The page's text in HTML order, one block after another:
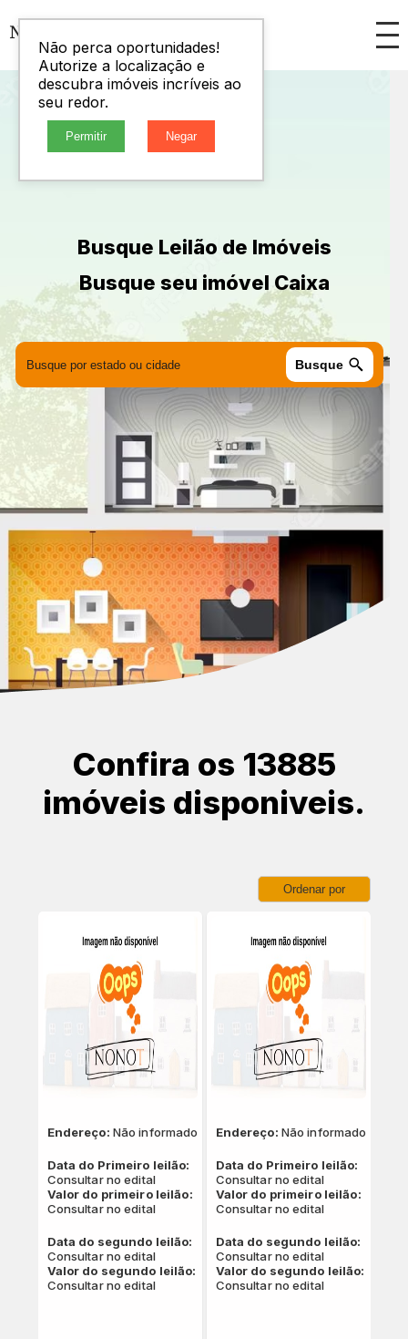
Busque Leilão de Imóveis
Busque seu imóvel Caixa
Busque
Confira os 13885
imóveis disponiveis.
Ordenar por
Endereço: Não informado
Data do Primeiro leilão:
Consultar no edital
Valor do primeiro leilão:
Consultar no edital
Data do segundo leilão:
Consultar no edital
Valor do segundo leilão:
Consultar no edital
Endereço: Não informado
Data do Primeiro leilão:
Consultar no edital
Valor do primeiro leilão:
Consultar no edital
Data do segundo leilão:
Consultar no edital
Valor do segundo leilão:
Consultar no edital
Não perca oportunidades!
Autorize a localização e
descubra imóveis incríveis ao
seu redor.
Permitir Negar